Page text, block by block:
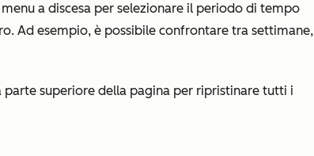
a discesa per selezionare il periodo di tempo
Ad esempio, è possibile confrontare tra settimane,
parte superiore della pagina per ripristinare tutti i